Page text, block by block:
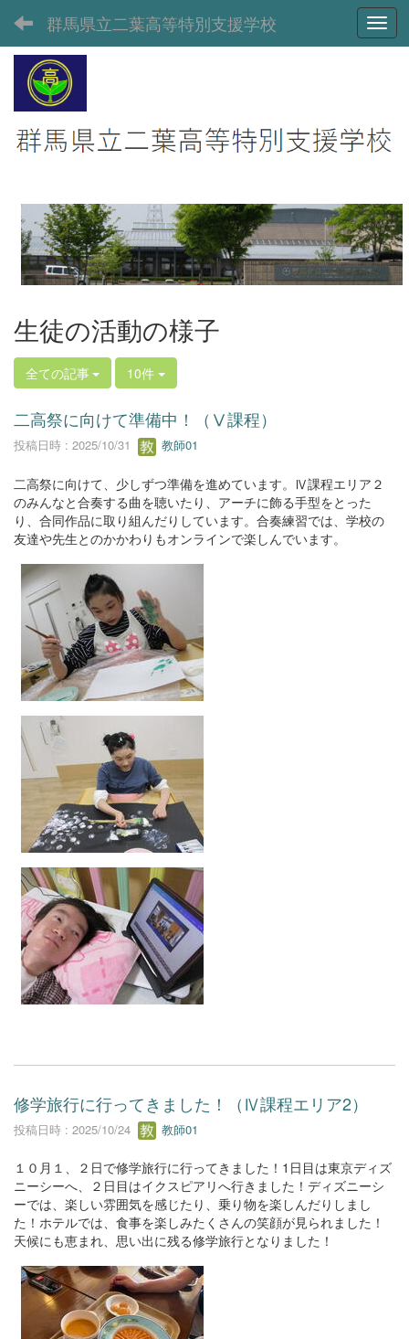
群馬県立二葉高等特別支援学校
生徒の活動の様子
全ての記事 10件
二高祭に向けて準備中！（Ⅴ課程）
投稿日時 : 2025/10/31 教師01
二高祭に向けて、少しずつ準備を進めています。Ⅳ課程エリア２
のみんなと合奏する曲を聴いたり、アーチに飾る手型をとった
り、合同作品に取り組んだりしています。合奏練習では、学校の
友達や先生とのかかわりもオンラインで楽しんでいます。
修学旅行に行ってきました！（Ⅳ課程エリア2）
投稿日時 : 2025/10/24 教師01
１０月１、２日で修学旅行に行ってきました！1日目は東京ディズ
ニーシーへ、２日目はイクスピアリへ行きました！ディズニーシ
ーでは、楽しい雰囲気を感じたり、乗り物を楽しんだりしまし
た！ホテルでは、食事を楽しみたくさんの笑顔が見られました！
天候にも恵まれ、思い出に残る修学旅行となりました！